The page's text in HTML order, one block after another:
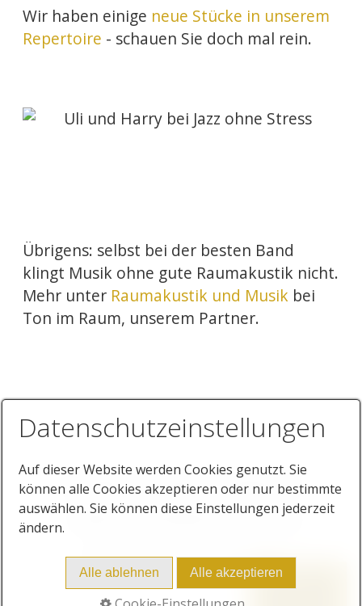
Wir haben einige neue Stücke in unserem
Repertoire - schauen Sie doch mal rein.
Übrigens: selbst bei der besten Band
klingt Musik ohne gute Raumakustik nicht.
Mehr unter Raumakustik und Musik bei
Ton im Raum, unserem Partner.
Band anfragen
Startseite Kontakt
Impressum
Datenschutzerklärung Interna
© 2018-2025 Jazz oder nie
Datenschutzeinstellungen
Auf dieser Website werden Cookies genutzt. Sie
können alle Cookies akzeptieren oder nur bestimmte
auswählen. Sie können diese Einstellungen jederzeit
ändern.
Alle ablehnen Alle akzeptieren